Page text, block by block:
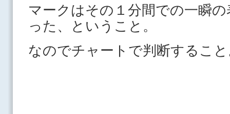
マークはその１分間での一瞬
った、ということ。
なのでチャートで判断するこ